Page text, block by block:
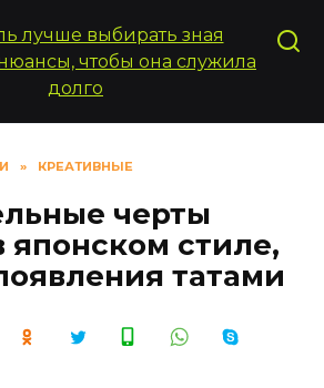
» КРЕАТИВНЫЕ
черты
японском стиле,
татами